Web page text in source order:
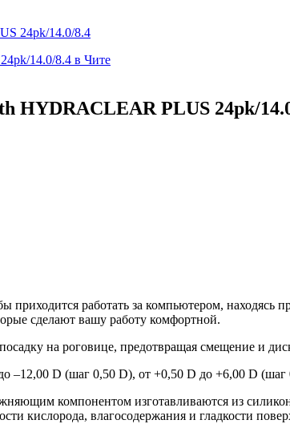
24pk/14.0/8.4
HYDRACLEAR PLUS 24pk/
приходится работать за компьютером,
сделают вашу работу комфортной.
на роговице, предотвращая смещение и
D (шаг 0,50 D), от +0,50 D до +6,00 D
компонентом изготавливаются из
кислорода, влагосодержания и гладкости